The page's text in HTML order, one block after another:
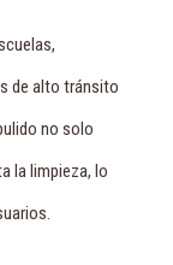
de alto tránsito
no solo
la limpieza, lo